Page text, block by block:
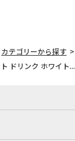
カテゴリーから探す
ト ドリンク ホワイト...